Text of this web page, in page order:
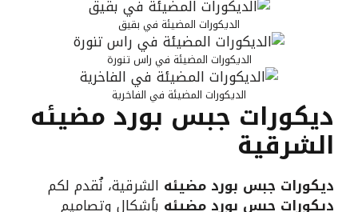
الديكورات المضيئة في بقيق
الديكورات المضيئة في راس تنورة
الديكورات المضيئة في الفاخرية
ديكورات جبس بورد مضيئه
الشرقية
ديكورات جبس بورد مضيئه الشرقية، نُقدم لكم
ديكورات جبس بورد مضيئه بأشكال وتصاميم